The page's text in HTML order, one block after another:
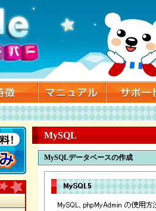
MySQL
MySQLデータベースの作成